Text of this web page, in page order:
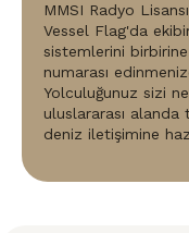
MMSI Radyo
Vessel Flag'da
sistemlerini
numarası
Yolculuğunuz sizi
uluslararası alanda
deniz iletişimine